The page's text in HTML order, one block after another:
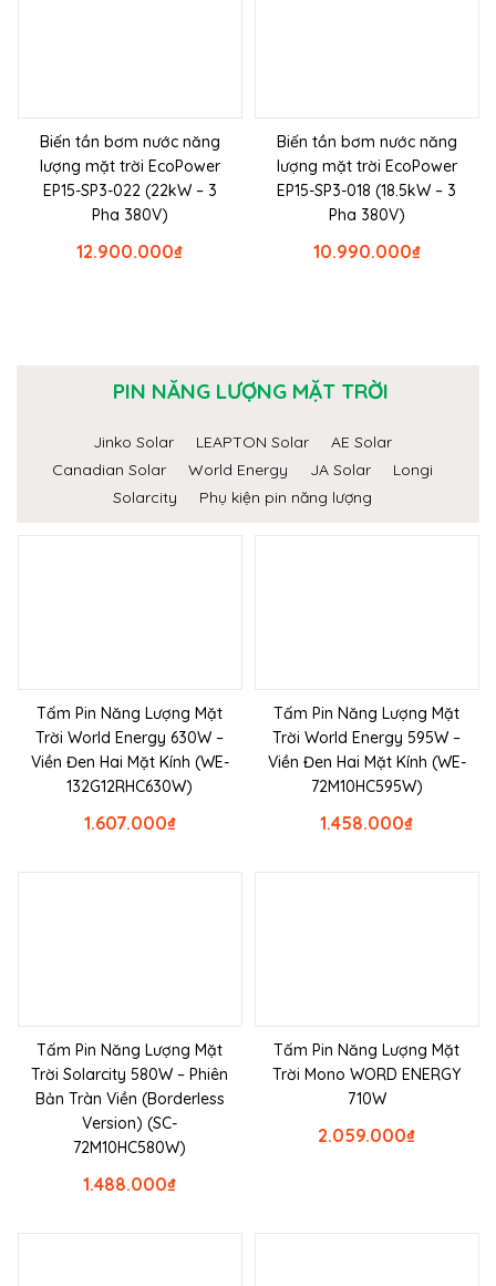
Biến tần bơm nước năng
lượng mặt trời EcoPower
EP15-SP3-022 (22kW – 3
Pha 380V)
₫
12.900.000
Biến tần bơm nước năng
lượng mặt trời EcoPower
EP15-SP3-018 (18.5kW – 3
Pha 380V)
₫
10.990.000
PIN NĂNG LƯỢNG MẶT TRỜI
Jinko Solar LEAPTON Solar
AE Solar
Canadian Solar
World Energy JA Solar
Longi
Solarcity
Phụ kiện pin năng lượng
Tấm Pin Năng Lượng Mặt
Trời World Energy 630W –
Viền Đen Hai Mặt Kính (WE-
132G12RHC630W)
₫
1.607.000
Tấm Pin Năng Lượng Mặt
Trời World Energy 595W –
Viền Đen Hai Mặt Kính (WE-
72M10HC595W)
₫
1.458.000
Tấm Pin Năng Lượng Mặt
Trời Solarcity 580W – Phiên
Bản Tràn Viền (Borderless
Version) (SC-
72M10HC580W)
₫
1.488.000
Tấm Pin Năng Lượng Mặt
Trời Mono WORD ENERGY
710W
₫
2.059.000